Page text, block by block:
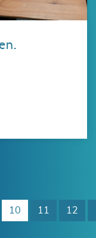
10 11 12